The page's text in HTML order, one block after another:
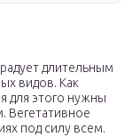
длительным
видов. Как
для этого нужны
Вегетативное
под силу всем.